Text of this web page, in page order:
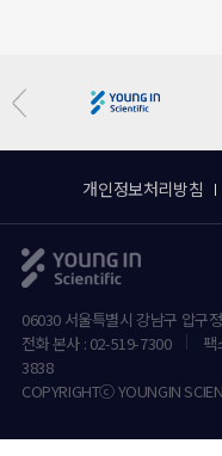
개인정보처리방침
06030 서울특별시 강남구 압구
전화 본사 : 02-519-7300
팩
3838
COPYRIGHTⓒ YOUNGIN